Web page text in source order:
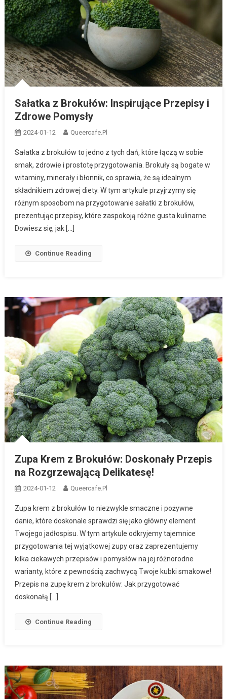
Sałatka z Brokułów: Inspirujące Przepisy i
Zdrowe Pomysły
2024-01-12 Queercafe.pl
Sałatka z brokułów to jedno z tych dań, które łączą w sobie
smak, zdrowie i prostotę przygotowania. Brokuły są bogate w
witaminy, minerały i błonnik, co sprawia, że są idealnym
składnikiem zdrowej diety. W tym artykule przyjrzymy się
różnym sposobom na przygotowanie sałatki z brokułów,
prezentując przepisy, które zaspokoją różne gusta kulinarne.
Dowiesz się, jak […]
Continue Reading
Zupa Krem z Brokułów: Doskonały Przepis
na Rozgrzewającą Delikatesę!
2024-01-12 Queercafe.pl
Zupa krem z brokułów to niezwykle smaczne i pożywne
danie, które doskonale sprawdzi się jako główny element
Twojego jadłospisu. W tym artykule odkryjemy tajemnice
przygotowania tej wyjątkowej zupy oraz zaprezentujemy
kilka ciekawych przepisów i pomysłów na jej różnorodne
warianty, które z pewnością zachwycą Twoje kubki smakowe!
Przepis na zupę krem z brokułów: Jak przygotować
doskonałą […]
Continue Reading